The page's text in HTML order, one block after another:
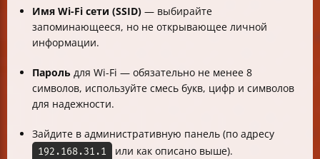
Имя Wi-Fi сети (SSID) — выбирайте
запоминающееся, но не открывающее личной
информации.
Пароль для Wi-Fi — обязательно не менее 8
символов, используйте смесь букв, цифр и символов
для надежности.
Зайдите в административную панель (по адресу
192.168.31.1 или как описано выше).